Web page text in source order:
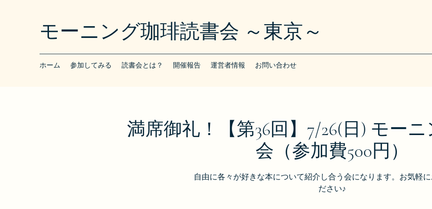
モーニング珈琲読書会 ～東京～
ホーム 参加してみる 読書会とは？ 開催報告 運営者情報 お問い合わせ
満席御礼！【第36回】7/26(日) モー
会（参加費500円）
自由に各々が好きな本について紹介し合う会になります。お気軽に
ださい♪